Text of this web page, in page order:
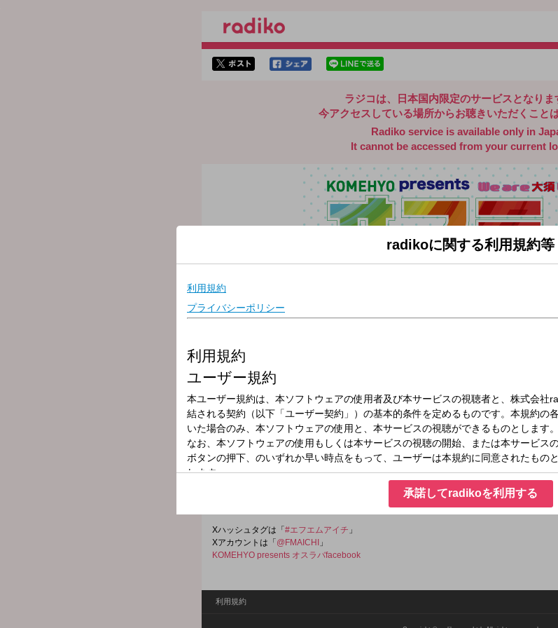
ラジコは、日本国内限定のサービスとなりま
今アクセスしている場所からお聴きいただくこと
Radiko service is available only in
It cannot be accessed from your current
放送局
放送時間
2026年4月17日（金）19:30～19:55
番組名
KOMEHYO presents オスラバ
◆番組のテーマは、「大須再発見」！大好きな街「大須」の魅力を、様々な角度から切り
Xハッシュタグは「 #エフエムアイチ 」
Xアカウントは「 @FMAICHI
」
KOMEHYO presents オスラバfacebook
利用規約
radikoに関する利用規約等
承諾してradikoを利用する